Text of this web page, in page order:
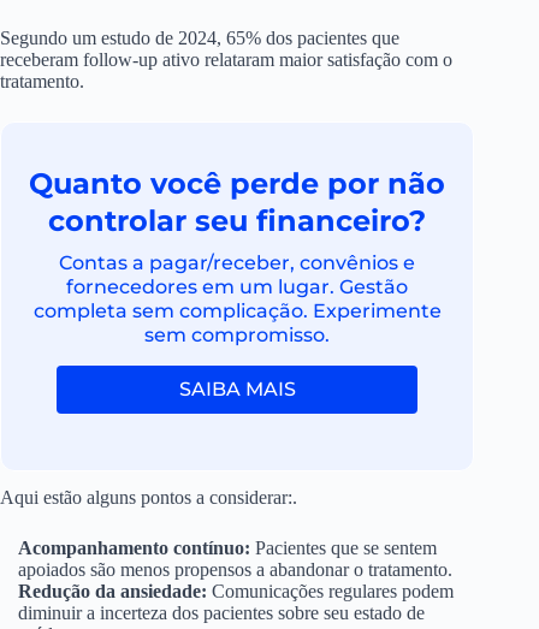
Segundo um estudo de 2024, 65% dos pacientes que
receberam follow-up ativo relataram maior satisfação com o
tratamento.
Quanto você perde por não
controlar seu financeiro?
Contas a pagar/receber, convênios e
fornecedores em um lugar. Gestão
completa sem complicação. Experimente
sem compromisso.
SAIBA MAIS
Aqui estão alguns pontos a considerar:.
Acompanhamento contínuo: Pacientes que se sentem
apoiados são menos propensos a abandonar o tratamento.
Redução da ansiedade: Comunicações regulares podem
diminuir a incerteza dos pacientes sobre seu estado de